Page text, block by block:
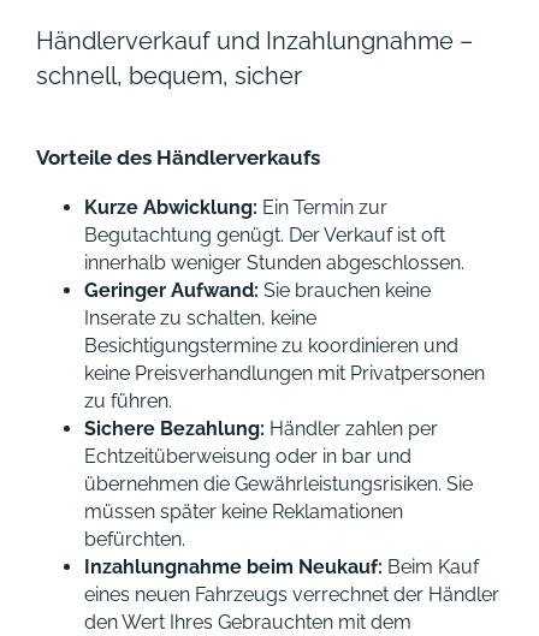
Händlerverkauf und Inzahlungnahme –
schnell, bequem, sicher
Vorteile des Händlerverkaufs
Kurze Abwicklung: Ein Termin zur
Begutachtung genügt. Der Verkauf ist oft
innerhalb weniger Stunden abgeschlossen.
Geringer Aufwand: Sie brauchen keine
Inserate zu schalten, keine
Besichtigungstermine zu koordinieren und
keine Preisverhandlungen mit Privatpersonen
zu führen.
Sichere Bezahlung: Händler zahlen per
Echtzeitüberweisung oder in bar und
übernehmen die Gewährleistungsrisiken. Sie
müssen später keine Reklamationen
befürchten.
Inzahlungnahme beim Neukauf: Beim Kauf
eines neuen Fahrzeugs verrechnet der Händler
den Wert Ihres Gebrauchten mit dem